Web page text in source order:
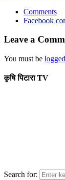
Comments
Facebook
Leave a
You must be
कृषि पिटारा TV
Search for: